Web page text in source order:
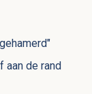
aan de rand